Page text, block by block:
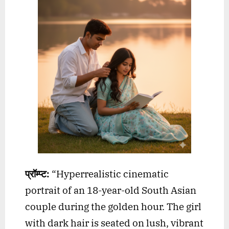
प्रॉम्प्ट: “Hyperrealistic cinematic
portrait of an 18-year-old South Asian
couple during the golden hour. The girl
with dark hair is seated on lush, vibrant